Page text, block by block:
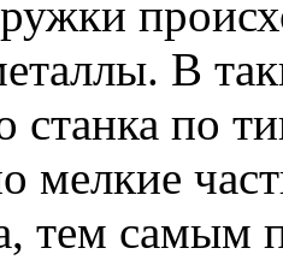
В
станка по
мелкие
тем самым